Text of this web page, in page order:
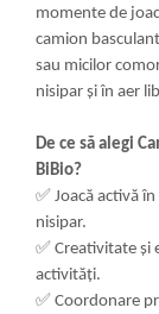
momente de
camion
sau micilor
nisipar și în aer
De ce să alegi
BiBio?
✅ Joacă activă
nisipar.
✅ Creativitate și
activități.
✅ Coordonare